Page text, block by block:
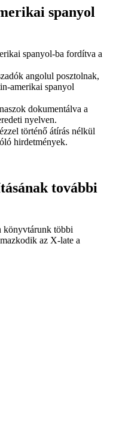
spanyol
spanyol-ba fordítva a
angolul posztolnak,
amerikai spanyol
dokumentálva a
nyelven.
történő átírás nélkül
hirdetmények.
további
könyvtárunk többi
az X-late a